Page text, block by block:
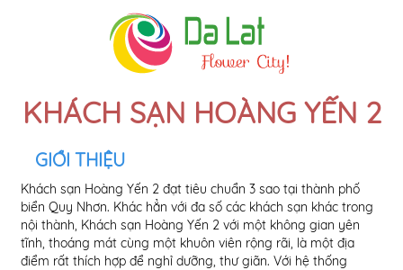
KHÁCH SẠN HOÀNG YẾN 2
GIỚI THIỆU
Khách sạn Hoàng Yến 2 đạt tiêu chuẩn 3 sao tại thành phố
biển Quy Nhơn. Khác hẳn với đa số các khách sạn khác trong
nội thành, Khách sạn Hoàng Yến 2 với một không gian yên
tĩnh, thoáng mát cùng một khuôn viên rộng rãi, là một địa
điểm rất thích hợp để nghỉ dưỡng, thư giãn. Với hệ thống